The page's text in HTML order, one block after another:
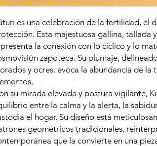
es una celebración de la fertilidad, el
Esta majestuosa gallina, tallada
la conexión con lo cíclico y lo
zapoteca. Su plumaje,
y ocres, evoca la abundancia de la
su mirada elevada y postura vigilante,
entre la calma y la alerta, la
el hogar. Su diseño está
geométricos tradicionales,
que la convierte en una